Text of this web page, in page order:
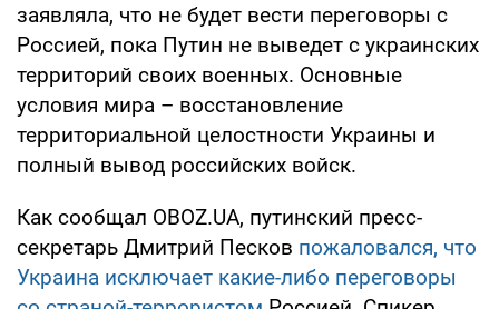
заявляла, что не будет вести переговоры с
Россией, пока Путин не выведет с украинских
территорий своих военных. Основные
условия мира – восстановление
территориальной целостности Украины и
полный вывод российских войск.
Как сообщал OBOZ.UA, путинский пресс-
секретарь Дмитрий Песков пожаловался, что
Украина исключает какие-либо переговоры